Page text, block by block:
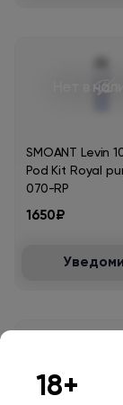
Нет в
SMOANT Levin
Pod Kit Royal
070-RP
1650₽
18+